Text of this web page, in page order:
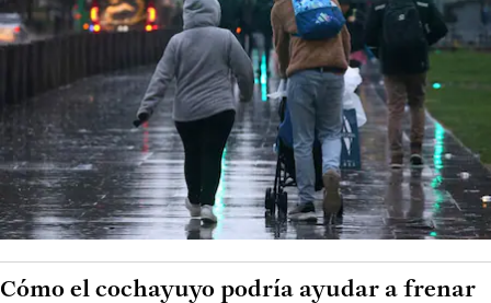
Cómo el cochayuyo podría ayudar a frenar